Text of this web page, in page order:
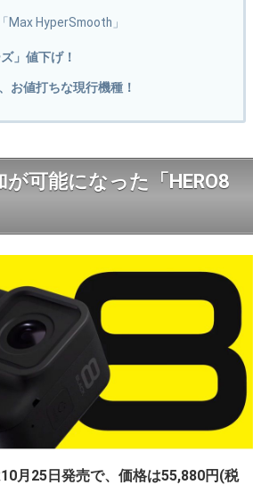
Max HyperSmooth」
」値下げ！
お値打ちな現行機種！
可能になった「HERO8
10月25日発売で、価格は55,880円(税